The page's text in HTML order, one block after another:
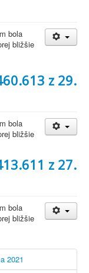
bola
bližšie
z 29.
bola
bližšie
z 27.
bola
bližšie
2021